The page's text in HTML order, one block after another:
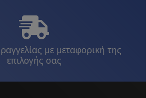
με μεταφορική της
επιλογής σας